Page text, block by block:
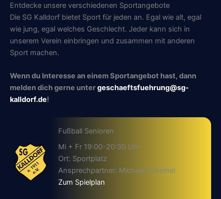
Entdecke unsere verschiedenen Sportangebote
Die SG Kalldorf bietet Sport für jeden an. Egal wie alt, egal
wie jung, egal welches Geschlecht. Jeder kann sich in
unserem Verein einbringen und zusammen mit anderen
Sport machen.
Wenn du Interesse an einem Sportangebot hast, dann
melden dich gerne untergeschaeftsfuehrung@sg-
kalldorf.de!
Fußball Senioren
Mi + Fr 19:00-20:30 Uhr
Ort: Sportplatz
Ansprechpartner: Michael Schemel
Zum Spielplan